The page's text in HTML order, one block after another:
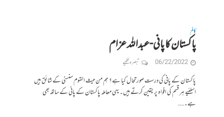
کالم
پاکستان کا پانی-عبداللہ عزام
06/22/2022 تبصرہ لکھیے
پاکستان کے پانی کی درست صورتحال کیا ہے؟ ہم من حیث القوم سنسنی کے شائق ہیں
اسلئیے ہر قسم کی افواہ پر یقین کرتے ہیں۔ یہی معاملہ پاکستان کے پانی کے ساتھ بھی
ہے۔...